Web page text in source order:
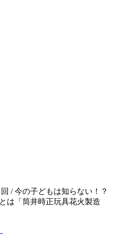
/ 今の子どもは知らない！？
は「筒井時正玩具花火製造